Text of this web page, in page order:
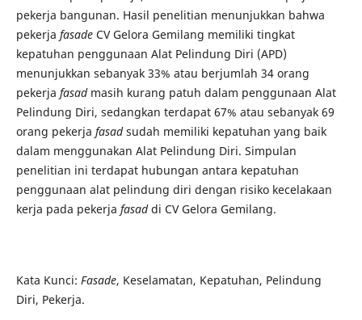
pekerja bangunan. Hasil penelitian menunjukkan bahwa
pekerja fasadeCV Gelora Gemilang memiliki tingkat
kepatuhan penggunaan Alat Pelindung Diri (APD)
menunjukkan sebanyak 33% atau berjumlah 34 orang
pekerja fasad masih kurang patuh dalam penggunaan Alat
Pelindung Diri, sedangkan terdapat 67% atau sebanyak 69
orang pekerja fasadsudah memiliki kepatuhan yang baik
dalam menggunakan Alat Pelindung Diri. Simpulan
penelitian ini terdapat hubungan antara kepatuhan
penggunaan alat pelindung diri dengan risiko kecelakaan
kerja pada pekerja fasaddi CV Gelora Gemilang.
Kata Kunci: Fasade, Keselamatan, Kepatuhan, Pelindung
Diri, Pekerja.